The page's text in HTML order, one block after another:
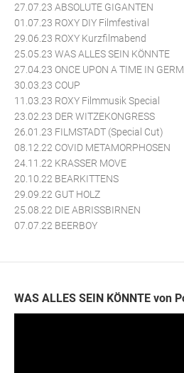
27.07.23 ABSOLUTE GIGANTEN
01.07.23 ROXY DIY Filmfestival
29.06.23 ROXY Kurzfilmabend
25.05.23 WAS ALLES SEIN KÖNNTE
27.04.23 ONCE UPON A TIME IN
30.03.23 COUP
11.03.23 ROXY Filmmusik Special
23.02.23 DER WITZEKONGRESS
26.01.23 FILMSTADT (Special Cut)
08.12.22 COVID METAMORPHOSEN
24.11.22 KRASSER MOVE
20.10.22 BEARKITTENS
29.09.22 GUT HOLZ
25.08.22 DIE ABRISSBIRNEN
07.07.22 BEERBOY
WAS ALLES SEIN KÖNNTE von